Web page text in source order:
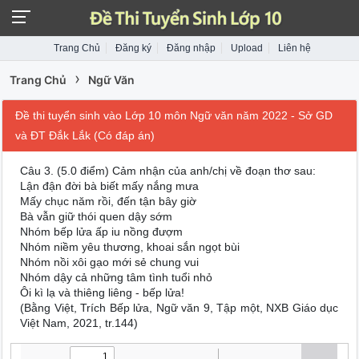
Trang Chủ Đăng ký Đăng nhập Upload Liên hệ
Trang Chủ › Ngữ Văn
Đề thi tuyển sinh vào Lớp 10 môn Ngữ văn năm 2022 - Sở GD
và ĐT Đắk Lắk (Có đáp án)
Câu 3. (5.0 điểm) Cảm nhận của anh/chị về đoạn thơ sau:
Lận đận đời bà biết mấy nắng mưa
Mấy chục năm rồi, đến tận bây giờ
Bà vẫn giữ thói quen dậy sớm
Nhóm bếp lửa ấp iu nồng đượm
Nhóm niềm yêu thương, khoai sắn ngọt bùi
Nhóm nồi xôi gạo mới sẻ chung vui
Nhóm dậy cả những tâm tình tuổi nhỏ
Ôi kì lạ và thiêng liêng - bếp lửa!
(Bằng Việt, Trích Bếp lửa, Ngữ văn 9, Tập một, NXB Giáo dục
Việt Nam, 2021, tr.144)